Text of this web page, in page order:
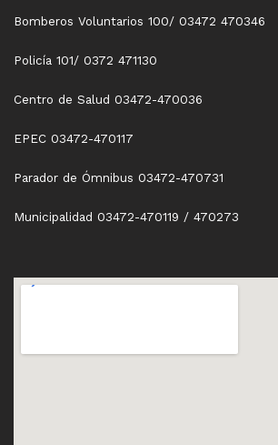
Bomberos Voluntarios 100/ 03472 470346
Policía 101/ 0372 471130
Centro de Salud 03472-470036
EPEC 03472-470117
Parador de Ómnibus 03472-470731
Municipalidad 03472-470119 / 470273